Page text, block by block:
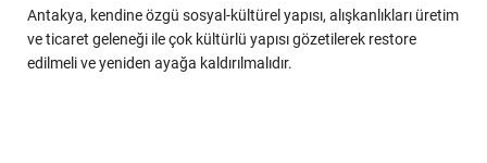
Antakya, kendine özgü sosyal-kültürel yapısı, alışkanlıkları üretim
ve ticaret geleneği ile çok kültürlü yapısı gözetilerek restore
edilmeli ve yeniden ayağa kaldırılmalıdır.